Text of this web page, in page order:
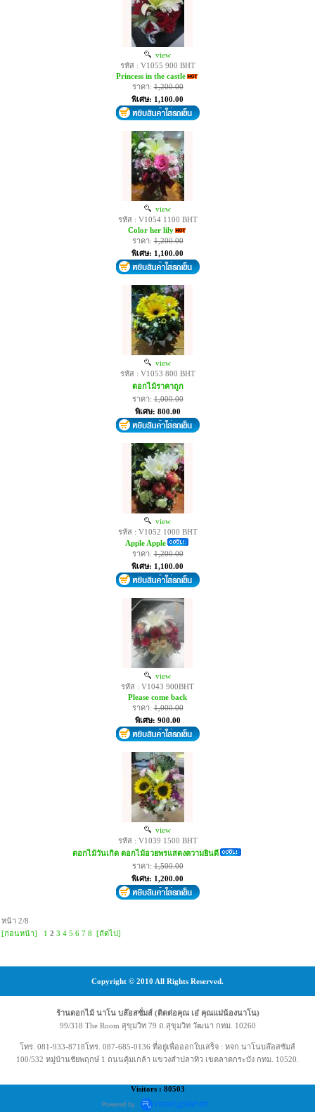
view
รหัส : V1055 900 BHT
Princess in the castle
ราคา:1,200.00
พิเศษ: 1,100.00
view
รหัส : V1054 1100 BHT
Color her lily
ราคา:1,200.00
พิเศษ: 1,100.00
view
รหัส : V1053 800 BHT
ดอกไม้ราคาถูก
ราคา:1,000.00
พิเศษ: 800.00
view
รหัส : V1052 1000 BHT
Apple Apple
ราคา:1,200.00
พิเศษ: 1,100.00
view
รหัส : V1043 900BHT
Please come back
ราคา:1,000.00
พิเศษ: 900.00
view
รหัส : V1039 1500 BHT
ดอกไม้วันเกิด ดอกไม้อวยพรแสดงความยินดี
ราคา:1,500.00
พิเศษ: 1,200.00
หน้า 2/8
[ก่อนหน้า]
1 2 3 4 5 6 7 8 [ถัดไป]
Copyright © 2010 All Rights Reserved.
ร้านดอกไม้ นาโน บล๊อสซั่มส์ (ติดต่อคุณ เอ๋ คุณแม่น้องนาโน)
99/318 The Room สุขุมวิท 79 ถ.สุขุมวิท วัฒนา กทม. 10260
โทร. 081-933-8718โทร. 087-685-0136 ที่อยู่เพื่อออกใบเสร็จ : หจก.นาโนบล๊อสซัมส์
100/532 หมู่บ้านชัยพฤกษ์ 1 ถนนคุ้มเกล้า แขวงลำปลาทิว เขตลาดกระบัง กทม. 10520.
Visitors : 80503